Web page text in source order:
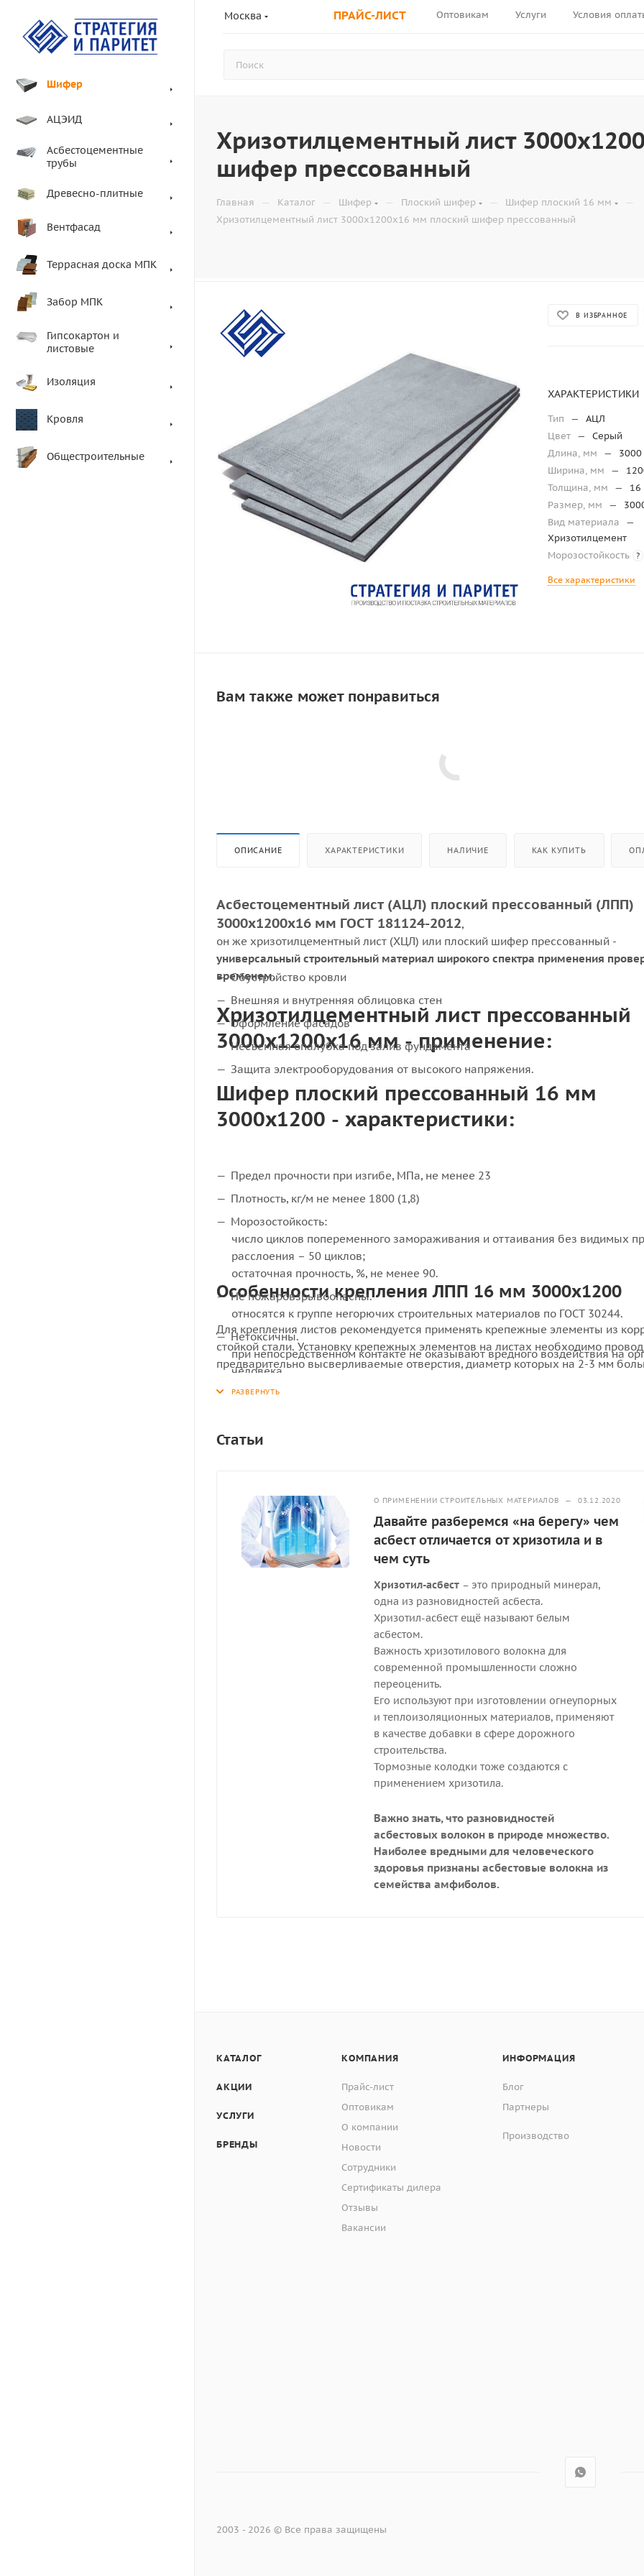
Москва ПРАЙС-ЛИСТ Оптовикам Услуги Условия
Шифер
АЦЭИД
Асбестоцементные
трубы
Древесно-плитные
Вентфасад
Террасная доска МПК
Забор МПК
Гипсокартон и
листовые
Изоляция
Кровля
Общестроительные
Хризотилцементный лист
шифер прессованный
Главная — Каталог — Шифер — Плоский шифер — Шифер плоский 16 мм —
Хризотилцементный лист 3000х1200х16 мм плоский шифер прессованный
В ИЗБРАННОЕ
ХАРАКТЕРИСТИКИ
Тип —
АЦЛ
Цвет —
Серый
Длина, мм
—
3000
Ширина, мм
—
Толщина, мм
—
16
Размер, мм
—
Вид материала
—
Хризотилцемент
Морозостойкость
?
Все характеристики
Вам также может понравиться
ОПИСАНИЕ ХАРАКТЕРИСТИКИ НАЛИЧИЕ КАК КУПИТЬ
Асбестоцементный лист (АЦЛ) плоский прессованный (ЛПП)
3000х1200х16 мм ГОСТ 181124-2012,
он же хризотилцементный лист (ХЦЛ) или плоский шифер прессованный -
универсальный строительный материал широкого спектра применения
временем.
Хризотилцементный лист прессованный
3000х1200х16 мм - применение:
Обустройство кровли
Внешняя и внутренняя облицовка стен
Оформление фасадов
Несъемная опалубка под залив фундамента
Защита электрооборудования от высокого напряжения.
Шифер плоский прессованный 16 мм
3000х1200 - характеристики:
Предел прочности при изгибе, МПа, не менее 23
Плотность, кг/м не менее 1800 (1,8)
Морозостойкость:
число циклов попеременного замораживания и оттаивания без видимых
расслоения – 50 циклов;
остаточная прочность, %, не менее 90.
Не пожаровзрывоопасны.
относятся к группе негорючих строительных материалов по ГОСТ 30244.
Нетоксичны.
при непосредственном контакте не оказывают вредного воздействия на
человека.
Особенности крепления ЛПП 16 мм 3000х1200
Для крепления листов рекомендуется применять крепежные элементы из
стойкой стали. Установку крепежных элементов на листах необходимо
предварительно высверливаемые отверстия, диаметр которых на 2-3 мм
Статьи
О ПРИМЕНЕНИИ СТРОИТЕЛЬНЫХ МАТЕРИАЛОВ — 03.12.2020
Давайте разберемся «на берегу» чем
асбест отличается от хризотила и в
чем суть
Хризотил-асбест – это природный минерал,
одна из разновидностей асбеста.
Хризотил-асбест ещё называют белым
асбестом.
Важность хризотилового волокна для
современной промышленности сложно
переоценить.
Его используют при изготовлении огнеупорных
и теплоизоляционных материалов, применяют
в качестве добавки в сфере дорожного
строительства.
Тормозные колодки тоже создаются с
применением хризотила.
Важно знать, что разновидностей
асбестовых волокон в природе множество.
Наиболее вредными для человеческого
здоровья признаны асбестовые волокна из
семейства амфиболов.
КАТАЛОГ
АКЦИИ
УСЛУГИ
БРЕНДЫ
КОМПАНИЯ
Прайс-лист
Оптовикам
О компании
Новости
Сотрудники
Сертификаты дилера
Отзывы
Вакансии
ИНФОРМАЦИЯ
Блог
Партнеры
Производство
2003 - 2026 © Все права защищены